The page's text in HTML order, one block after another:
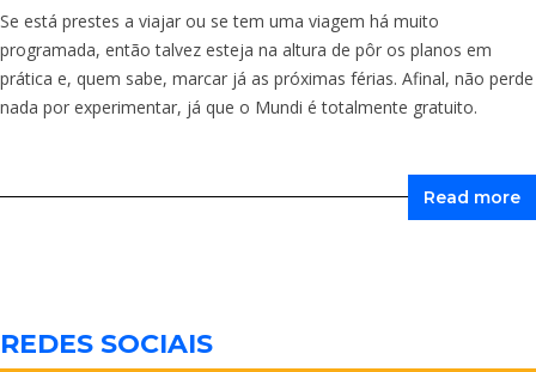
Se está prestes a viajar ou se tem uma viagem há muito
programada, então talvez esteja na altura de pôr os planos em
prática e, quem sabe, marcar já as próximas férias. Afinal, não perde
nada por experimentar, já que o Mundi é totalmente gratuito.
Read more
REDES SOCIAIS